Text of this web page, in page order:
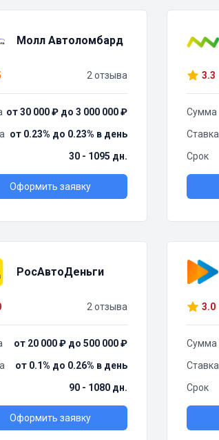
Молл Автоломбард
2 отзыва
от 30 000 ₽ до 3 000 000 ₽
от 0.23% до 0.23% в день
30 - 1095 дн.
Оформить заявку
3.3
Сумма
Ставка
Срок
РосАвтоДеньги
2 отзыва
от 20 000 ₽ до 500 000 ₽
от 0.1% до 0.26% в день
90 - 1080 дн.
Оформить заявку
3.0
Сумма
Ставка
Срок